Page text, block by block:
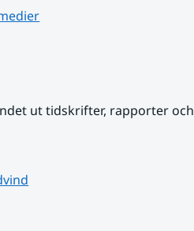
ut tidskrifter, rapporter och